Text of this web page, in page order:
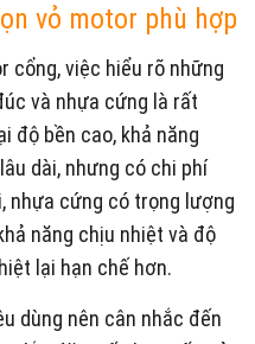
vỏ motor phù hợp
cổng, việc hiểu rõ những
và nhựa cứng là rất
độ bền cao, khả năng
dài, nhưng có chi phí
nhựa cứng có trọng lượng
năng chịu nhiệt và độ
lại hạn chế hơn.
dùng nên cân nhắc đến